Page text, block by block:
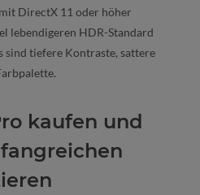
DirectX 11 oder höher
lebendigeren HDR-Standard
sind tiefere Kontraste, sattere
kaufen und